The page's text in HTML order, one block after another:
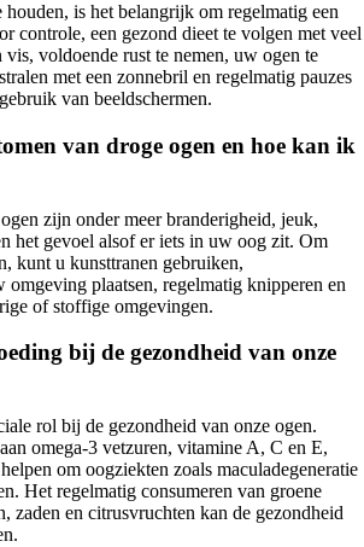
is het belangrijk om regelmatig een
controle, een gezond dieet te volgen met veel
vis, voldoende rust te nemen, uw ogen te
met een zonnebril en regelmatig pauzes
van beeldschermen.
van droge ogen en hoe kan ik
zijn onder meer branderigheid, jeuk,
het gevoel alsof er iets in uw oog zit. Om
kunt u kunsttranen gebruiken,
plaatsen, regelmatig knipperen en
of stoffige omgevingen.
bij de gezondheid van onze
rol bij de gezondheid van onze ogen.
omega-3 vetzuren, vitamine A, C en E,
om oogziekten zoals maculadegeneratie
Het regelmatig consumeren van groene
zaden en citrusvruchten kan de gezondheid